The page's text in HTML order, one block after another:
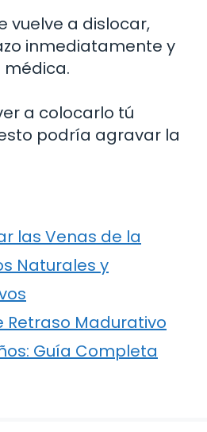
vuelve a dislocar,
inmediatamente y
a colocarlo tú
podría agravar la
las Venas de la
Naturales y
Retraso Madurativo
Guía Completa